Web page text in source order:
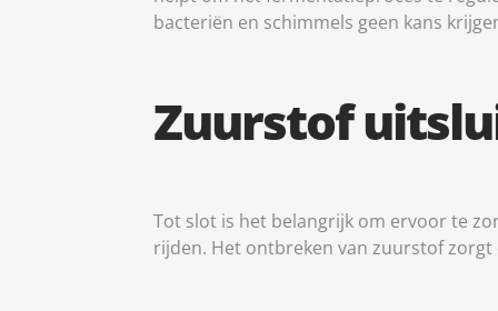
bacteriën en schimmels geen kans
Zuurstof
Tot slot is het belangrijk om ervoor te
rijden. Het ontbreken van zuurstof